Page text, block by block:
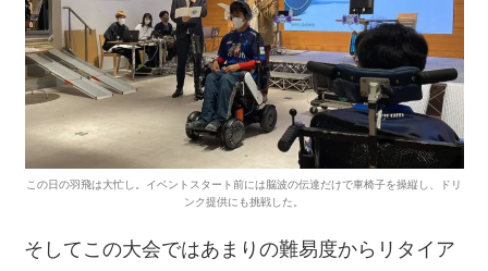
この日の羽飛は大忙し。イベントスタート前には脳波の伝達だけで車椅子を操縦し、ドリ
ンク提供にも挑戦した。
そしてこの大会ではあまりの難易度からリタイア